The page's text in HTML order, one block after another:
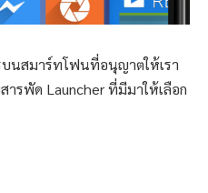
นสมาร์ทโฟนที่อนุญาตให้เรา
รพัด Launcher ที่มีมาให้เลือก